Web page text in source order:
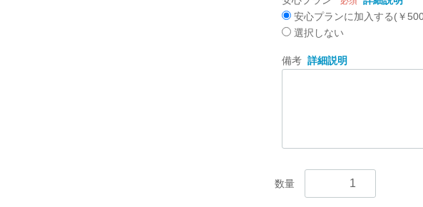
安心プランに加入する(￥
選択しない
備考 詳細説明
数量